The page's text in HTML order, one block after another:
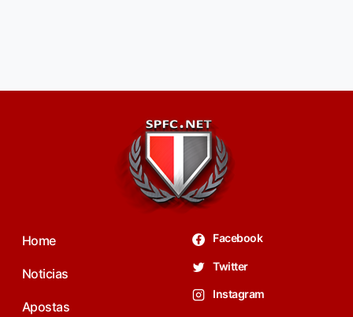
Home
Noticias
Apostas
Facebook
Twitter
Instagram